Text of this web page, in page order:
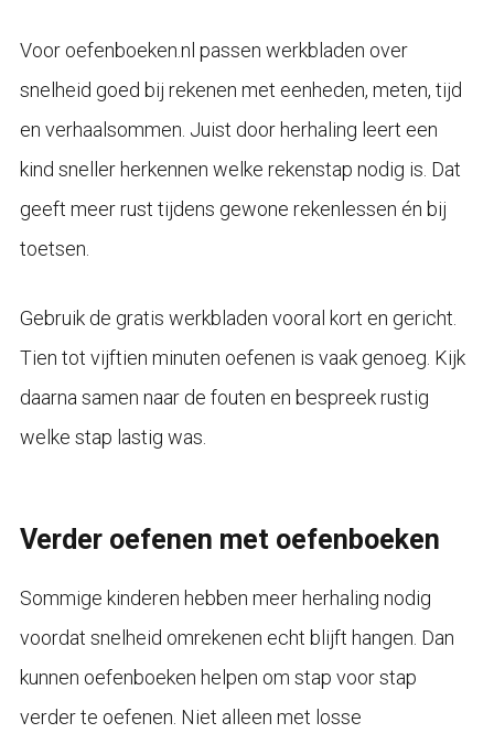
Voor oefenboeken.nl passen werkbladen over
snelheid goed bij rekenen met eenheden, meten, tijd
en verhaalsommen. Juist door herhaling leert een
kind sneller herkennen welke rekenstap nodig is. Dat
geeft meer rust tijdens gewone rekenlessen én bij
toetsen.
Gebruik de gratis werkbladen vooral kort en gericht.
Tien tot vijftien minuten oefenen is vaak genoeg. Kijk
daarna samen naar de fouten en bespreek rustig
welke stap lastig was.
Verder oefenen met oefenboeken
Sommige kinderen hebben meer herhaling nodig
voordat snelheid omrekenen echt blijft hangen. Dan
kunnen oefenboeken helpen om stap voor stap
verder te oefenen. Niet alleen met losse